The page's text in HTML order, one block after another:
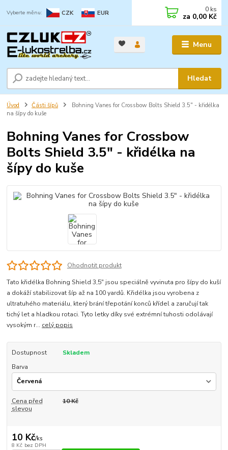
Menu
CZK EUR
Hledat
0 ks
za 0,00 Kč
Úvod Části šípů
Bohning Vanes for Crossbow Bolts Shield 3.5" - křidélka
na šípy do kuše
Bohning Vanes for Crossbow
Bolts Shield 3.5" - křidélka na
šípy do kuše
Ohodnotit produkt
Tato křidélka Bohning Shield 3,5" jsou speciálně vyvinuta pro šípy do kuší
a dokáží stabilizovat šíp až na 100 yardů. Křidélka jsou vyrobena z
ultratuhého materiálu, který brání třepotání konců křídel a zaručují tak
tichý let a hladkou rotaci. Tyto letky díky své extrémní tuhosti odolávají
vysokým r... celý popis
Dostupnost
Skladem
Barva
Cena před
slevou
10 Kč
10 Kč/ks
8 Kč bez DPH